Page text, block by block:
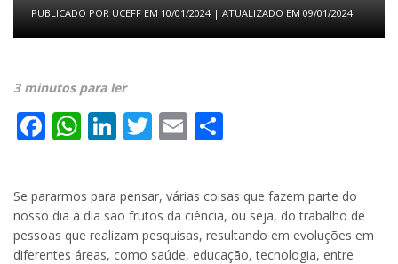
PUBLICADO POR UCEFF EM 10/01/2024| ATUALIZADO EM 09/01/2024
3 minutos para ler
Facebook
WhatsApp
LinkedIn
Twitter
Email
Se pararmos para pensar, várias coisas que fazem parte do
nosso dia a dia são frutos da ciência, ou seja, do trabalho de
pessoas que realizam pesquisas, resultando em evoluções em
diferentes áreas, como saúde, educação, tecnologia, entre